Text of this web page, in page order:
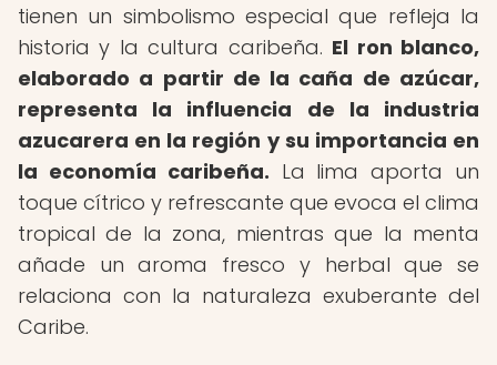
tienen un simbolismo especial que refleja la
historia y la cultura caribeña. El ron blanco,
elaborado a partir de la caña de azúcar,
representa la influencia de la industria
azucarera en la región y su importancia en
la economía caribeña. La lima aporta un
toque cítrico y refrescante que evoca el clima
tropical de la zona, mientras que la menta
añade un aroma fresco y herbal que se
relaciona con la naturaleza exuberante del
Caribe.